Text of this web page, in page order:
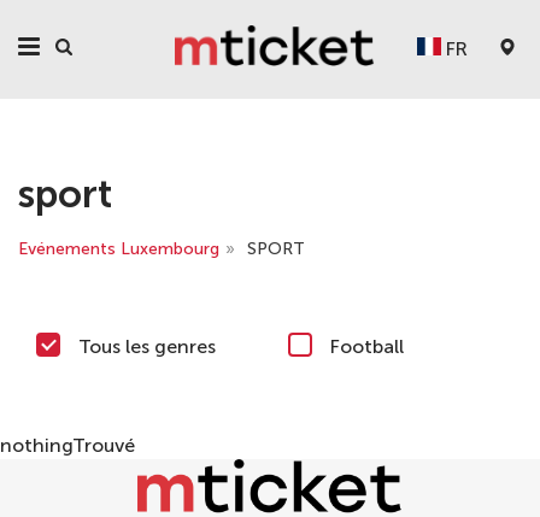
FR
sport
Evénements Luxembourg » SPORT
Tous les genres Football
nothingTrouvé